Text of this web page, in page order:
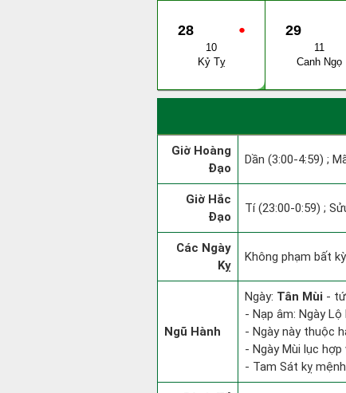
●
28
10
Kỷ Tỵ
29
11
Canh Ngọ
Giờ Hoàng
Đạo
Dần (3:00-4:59) ;
Giờ Hắc
Đạo
Tí (23:00-0:59) ;
Các Ngày
Kỵ
Không phạm bất
Ngũ Hành
Ngày: Tân Mùi -
- Nạp âm: Ngày
- Ngày này thuộc
- Ngày Mùi lục
- Tam Sát kỵ